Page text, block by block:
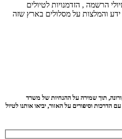
הרשמה , הזדמנויות לטיולים
ידע והמלצות על מסלולים בארץ שזה
תוך שמירה על ההנחיות של משרד
הדרכות וסיפורים על האזור, יביאו אותנו לטיול